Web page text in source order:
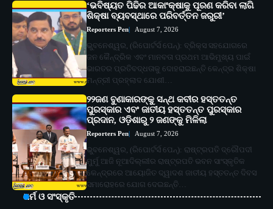
‘ଭବିଷ୍ୟତ ପିଢିର ଆକାଂକ୍ଷାକୁ ପୂରଣ କରିବା ଲାଗି
ଶିକ୍ଷା ବ୍ୟବସ୍ଥାରେ ପରିବର୍ତ୍ତନ ଜରୁରୀ’
Reporters Pen August 7, 2026
ଭୁବନେଶ୍ୱର, (ରିପୋର୍ଟର୍ସ ପେନ୍‌): ବ୍ରିକ୍ସ ସହଯୋଗରେ
ଜନ କୈନ୍ଦ୍ରିକ ଏବଂ ମାନବତା ପ୍ରଥମ ଆଭିମୁଖ୍ୟ ପାଇଁ
ଭାରତର ପ୍ରତିବଦ୍ଧତାକୁ ଦୋହରାଇଛନ୍ତି କେନ୍ଦ୍ର ଶିକ୍ଷା
ମନ୍ତ୍ରୀ ପ୍ରହ୍ଲାଦ ଯୋଶୀ…
୨୨ଜଣ ବୁଣାକାରଙ୍କୁ ସନ୍ଥ କବୀର ହସ୍ତତନ୍ତ
ପୁରସ୍କାର ଏବଂ ଜାତୀୟ ହସ୍ତତନ୍ତ ପୁରସ୍କାର
ପ୍ରଦାନ, ଓଡ଼ିଶାରୁ ୨ ଜଣଙ୍କୁ ମିଳିଲା
Reporters Pen August 7, 2026
ଭୁବନେଶ୍ୱର, (ରିପୋର୍ଟର୍ସ ପେନ୍‌): ରାଷ୍ଟ୍ରପତି ଦ୍ରୌପଦୀ
ମୁର୍ମୁ ଆଜି ନୂଆଦିଲ୍ଲୀର ରାଷ୍ଟ୍ରପତି ଭବନ ସାଂସ୍କୃତିକ
କେନ୍ଦ୍ରରେ ଆୟୋଜିତ ଦ୍ୱାଦଶ ଜାତୀୟ ହସ୍ତତନ୍ତ ଦିବସ
ସମାରୋହରେ ଯୋଗ ଦେଇଛନ୍ତି…
ଧର୍ମ ଓ ସଂସ୍କୃତି